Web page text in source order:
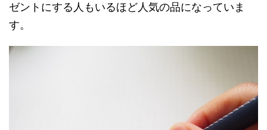
ゼントにする人もいるほど人気の品になっていま
す。